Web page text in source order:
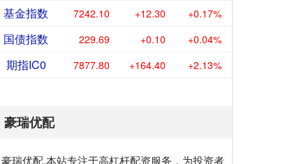
基金指数 7242.10 +12.30 +0.17%
国债指数 229.69 +0.10 +0.04%
期指IC0 7877.80 +164.40 +2.13%
豪瑞优配
豪瑞优配,本站专注于高杠杆配资服务，为投资者